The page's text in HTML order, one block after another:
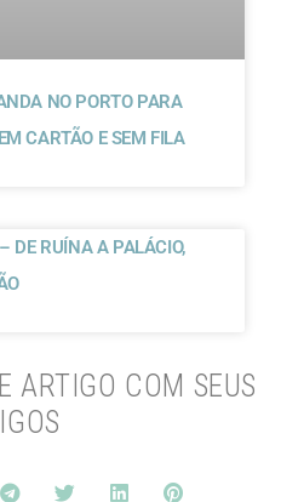
NO PORTO PARA
CARTÃO E SEM FILA
DE RUÍNA A PALÁCIO,
ARTIGO COM SEUS